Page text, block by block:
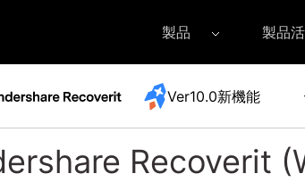
製品
• Filmora for Mac
UniConverter(スー
• UniConverter for Mac
製品
Ver10.0新機能
外付けデバイス復元
Recoverit